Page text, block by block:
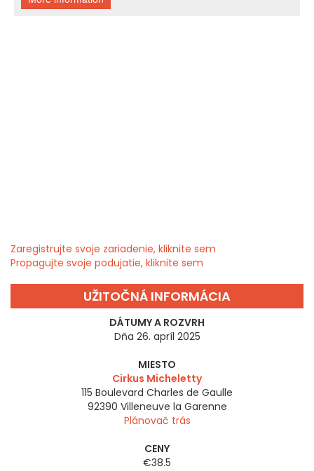
Zaregistrujte svoje zariadenie, kliknite sem
Propagujte svoje podujatie, kliknite sem
UŽITOČNÁ INFORMÁCIA
DÁTUMY A ROZVRH
Dňa 26. apríl 2025
MIESTO
Cirkus Micheletty
115 Boulevard Charles de Gaulle
92390 Villeneuve la Garenne
Plánovač trás
CENY
€38.5